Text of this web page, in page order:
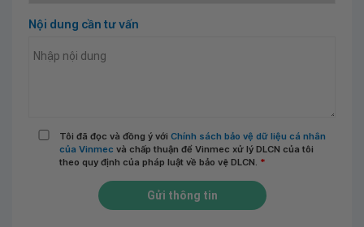
Nội dung cần tư vấn
Tôi đã đọc và đồng ý với Chính sách bảo vệ dữ liệu cá nhân
của Vinmec và chấp thuận để Vinmec xử lý DLCN của tôi
theo quy định của pháp luật về bảo vệ DLCN. *
Gửi thông tin